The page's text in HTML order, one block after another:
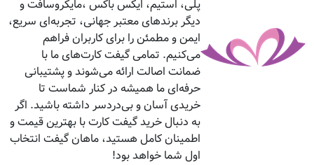
پلی، استیم، ایکس باکس ،مایکروسافت و
دیگر برندهای معتبر جهانی، تجربه‌ای سریع،
ایمن و مطمئن را برای کاربران فراهم
می‌کنیم. تمامی گیفت کارت‌های ما با
ضمانت اصالت ارائه می‌شوند و پشتیبانی
حرفه‌ای ما همیشه در کنار شماست تا
خریدی آسان و بی‌دردسر داشته باشید. اگر
به دنبال خرید گیفت کارت با بهترین قیمت و
اطمینان کامل هستید، ماهان گیفت انتخاب
اول شما خواهد بود!